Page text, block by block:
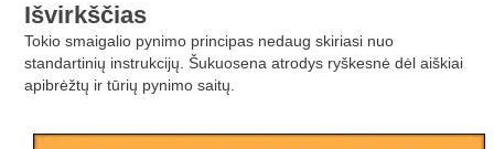
Išvirkščias
Tokio smaigalio pynimo principas nedaug skiriasi nuo
standartinių instrukcijų. Šukuosena atrodys ryškesnė dėl aiškiai
apibrėžtų ir tūrių pynimo saitų.